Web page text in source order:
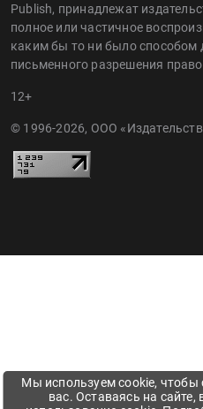
Publish, принадлежат
полное или частичное
каким бы то ни было способом
письменного разрешения
12+
© 1996-2026, ООО
Мы используем cookie, чтобы
вас. Оставаясь на сайте,